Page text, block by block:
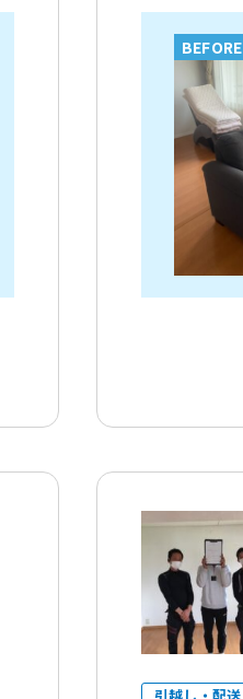
BEFORE
引越し・配送